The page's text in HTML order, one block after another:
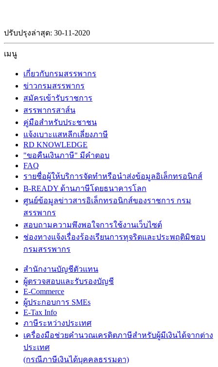
ปรับปรุงล่าสุด: 30-11-2020
เมนู
เกี่ยวกับกรมสรรพากร
ข่าวกรมสรรพากร
สมัครเข้ารับราชการ
สรรพากรสาส์น
คู่มือสำหรับประชาชน
แจ้งเบาะแสหลีกเลี่ยงภาษี
RD KNOWLEDGE
"ขอคืนเงินภาษี" มีคำตอบ
FAQ
รายชื่อผู้ให้บริการจัดทำหรือนำส่งข้อมูลอิเล็กทรอนิกส์
B-READY ด้านภาษีโดยธนาคารโลก
ศูนย์ข้อมูลข่าวสารอิเล็กทรอนิกส์ของราชการ กรม
สรรพากร
สอบถามความพึงพอใจการใช้งานเว็บไซต์
ช่องทางแจ้งเรื่องร้องเรียนการทุจริตและประพฤติมิชอบ
กรมสรรพากร
สำนักงานบัญชีตัวแทน
ผู้ตรวจสอบและรับรองบัญชี
E-Commerce
ผู้ประกอบการ SMEs
E-Tax Info
ภาษีระหว่างประเทศ
เครื่องมือช่วยคำนวณเครดิตภาษีสำหรับผู้มีเงินได้จากต่าง
ประเทศ
(กรณีภาษีเงินได้บุคคลธรรมดา)